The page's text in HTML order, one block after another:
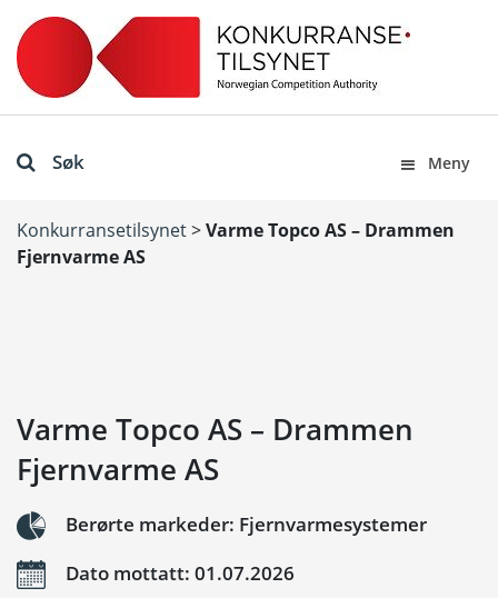
Søk Meny
Konkurransetilsynet>Varme Topco AS – Drammen
Fjernvarme AS
Varme Topco AS – Drammen
Fjernvarme AS
Berørte markeder: Fjernvarmesystemer
Dato mottatt: 01.07.2026